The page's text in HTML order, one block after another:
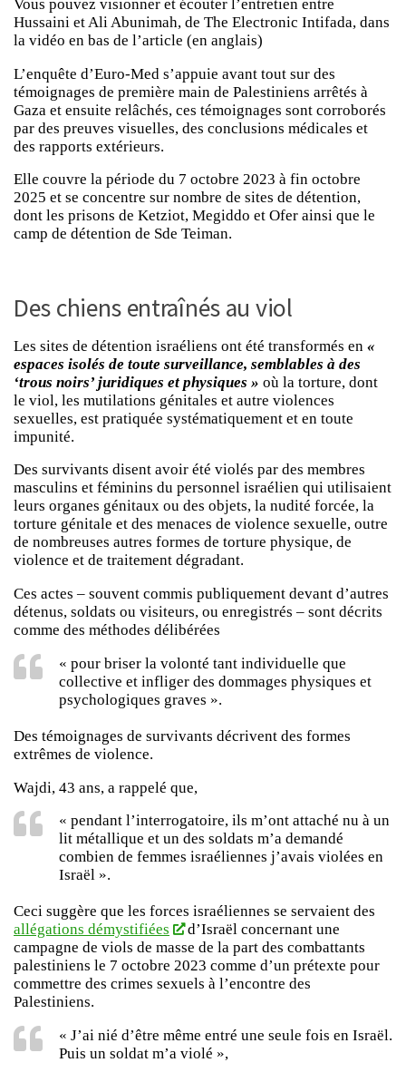
Vous pouvez visionner et écouter l’entretien entre
Hussaini et Ali Abunimah, de The Electronic Intifada, dans
la vidéo en bas de l’article (en anglais)
L’enquête d’Euro-Med s’appuie avant tout sur des
témoignages de première main de Palestiniens arrêtés à
Gaza et ensuite relâchés, ces témoignages sont corroborés
par des preuves visuelles, des conclusions médicales et
des rapports extérieurs.
Elle couvre la période du 7 octobre 2023 à fin octobre
2025 et se concentre sur nombre de sites de détention,
dont les prisons de Ketziot, Megiddo et Ofer ainsi que le
camp de détention de Sde Teiman.
Des chiens entraînés au viol
Les sites de détention israéliens ont été transformés en «
espaces isolés de toute surveillance, semblables à des
‘trous noirs’ juridiques et physiques » où la torture, dont
le viol, les mutilations génitales et autre violences
sexuelles, est pratiquée systématiquement et en toute
impunité.
Des survivants disent avoir été violés par des membres
masculins et féminins du personnel israélien qui utilisaient
leurs organes génitaux ou des objets, la nudité forcée, la
torture génitale et des menaces de violence sexuelle, outre
de nombreuses autres formes de torture physique, de
violence et de traitement dégradant.
Ces actes – souvent commis publiquement devant d’autres
détenus, soldats ou visiteurs, ou enregistrés – sont décrits
comme des méthodes délibérées
« pour briser la volonté tant individuelle que
collective et infliger des dommages physiques et
psychologiques graves ».
Des témoignages de survivants décrivent des formes
extrêmes de violence.
Wajdi, 43 ans, a rappelé que,
« pendant l’interrogatoire, ils m’ont attaché nu à un
lit métallique et un des soldats m’a demandé
combien de femmes israéliennes j’avais violées en
Israël ».
Ceci suggère que les forces israéliennes se servaient des
allégations démystifiées
d’Israël concernant une
campagne de viols de masse de la part des combattants
palestiniens le 7 octobre 2023 comme d’un prétexte pour
commettre des crimes sexuels à l’encontre des
Palestiniens.
« J’ai nié d’être même entré une seule fois en Israël.
Puis un soldat m’a violé »,